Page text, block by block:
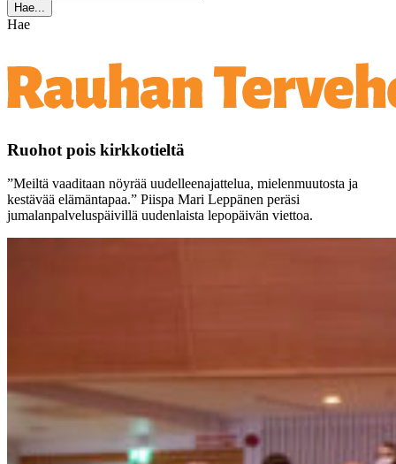
Hae...
Hae
Ruohot pois kirkkotieltä
”Meiltä vaaditaan nöyrää uudelleenajattelua, mielenmuutosta ja
kestävää elämäntapaa.” Piispa Mari Leppänen peräsi
jumalanpalveluspäivillä uudenlaista lepopäivän viettoa.